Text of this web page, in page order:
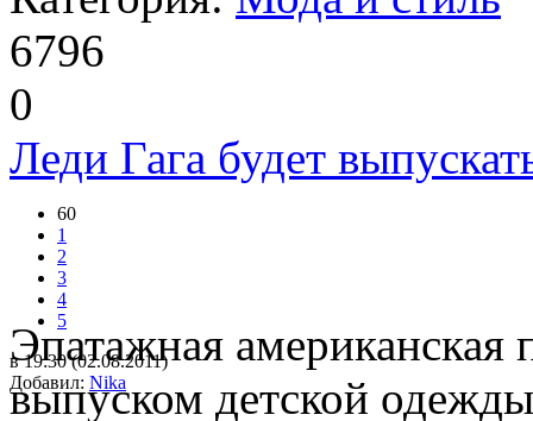
6796
0
Леди Гага будет
60
1
2
3
4
5
в 19:30 (02.08.2011)
Добавил: Nika
Эпатажная американская
выпуском детской